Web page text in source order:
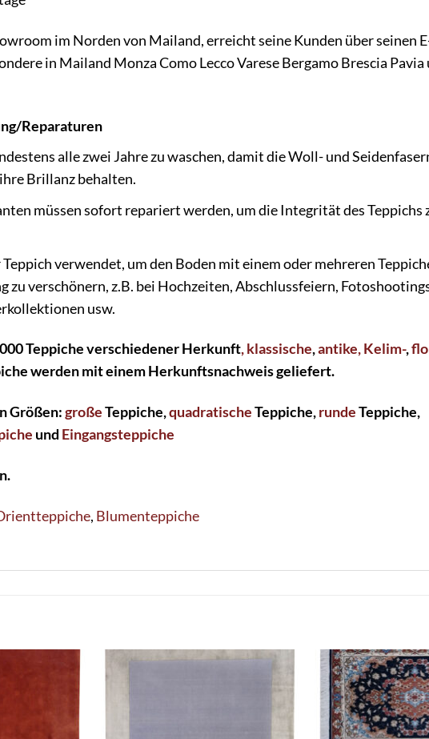
im Norden von Mailand, erreicht seine Kunden über seinen
in Mailand Monza Como Lecco Varese Bergamo Brescia Pavia
Reparaturen
alle zwei Jahre zu waschen, damit die Woll- und
Brillanz behalten.
müssen sofort repariert werden, um die Integrität des Teppichs
verwendet, um den Boden mit einem oder mehreren
zu verschönern, z.B. bei Hochzeiten, Abschlussfeiern,
usw.
Teppiche verschiedener Herkunft, klassische,antike, Kelim-,
werden mit einem Herkunftsnachweis geliefert.
Größen:großeTeppiche,quadratischeTeppiche,rundeTeppiche,
und Eingangsteppiche
, Blumenteppiche